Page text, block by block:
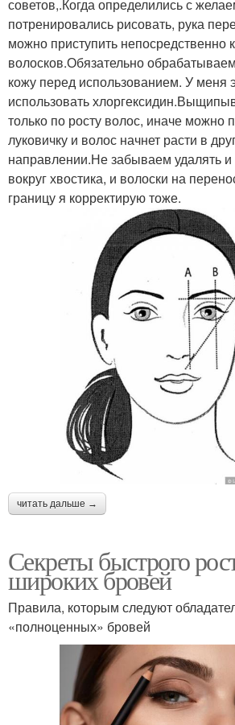
советов,.Когда определились с
потренировались рисовать, рука
можно приступить непосредственно
волосков.Обязательно
кожу перед использованием. У меня
использовать
только по росту волос, иначе можно
луковичку и волос начнет расти в
направлении.Не забываем удалять и
вокруг хвостика, и волоски на
границу я корректирую тоже.
читать дальше →
Секреты быстрого
широких бровей
Правила, которым следуют
«полноценных» бровей